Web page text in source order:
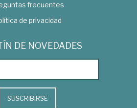
frecuentes
de privacidad
DE NOVEDADES
SUSCRIBIRSE